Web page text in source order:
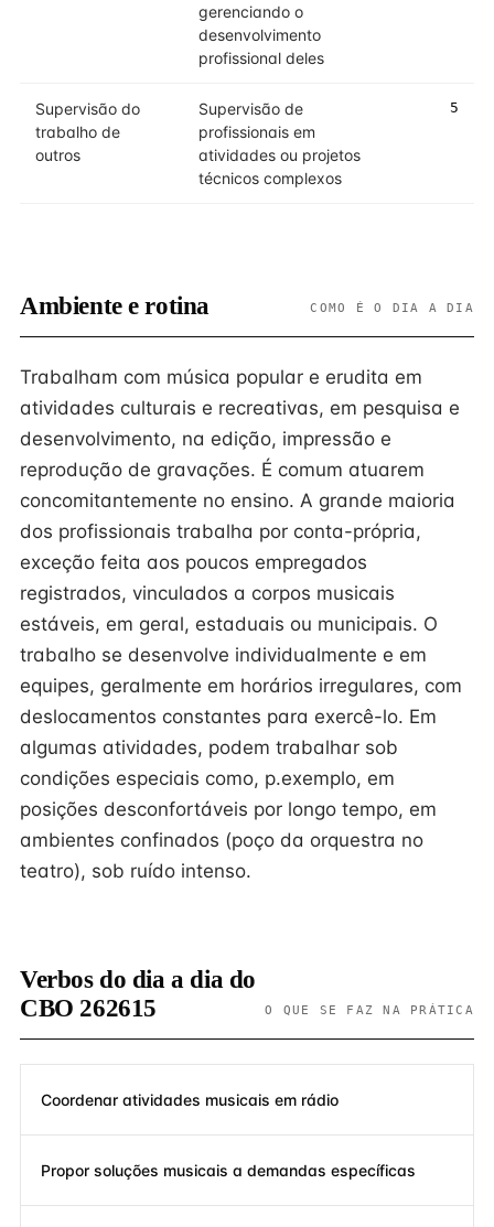
gerenciando o
desenvolvimento
profissional deles
Supervisão do
trabalho de
outros
Supervisão de
profissionais em
atividades ou projetos
técnicos complexos
5
Ambiente e rotina COMO É O DIA A DIA
Trabalham com música popular e erudita em
atividades culturais e recreativas, em pesquisa e
desenvolvimento, na edição, impressão e
reprodução de gravações. É comum atuarem
concomitantemente no ensino. A grande maioria
dos profissionais trabalha por conta-própria,
exceção feita aos poucos empregados
registrados, vinculados a corpos musicais
estáveis, em geral, estaduais ou municipais. O
trabalho se desenvolve individualmente e em
equipes, geralmente em horários irregulares, com
deslocamentos constantes para exercê-lo. Em
algumas atividades, podem trabalhar sob
condições especiais como, p.exemplo, em
posições desconfortáveis por longo tempo, em
ambientes confinados (poço da orquestra no
teatro), sob ruído intenso.
Verbos do dia a dia do
CBO 262615
O QUE SE FAZ NA PRÁTICA
Coordenar atividades musicais em rádio
Propor soluções musicais a demandas específicas